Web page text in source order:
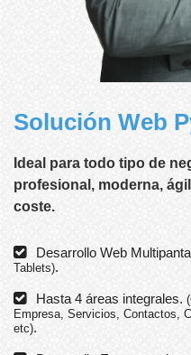
Solución Web
Ideal para todo tipo de
profesional, moderna,
coste.
Desarrollo Web
Tablets).
Hasta 4 áreas integrales.
Empresa, Servicios, Contactos,
etc).